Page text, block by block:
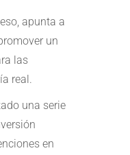
apunta a
un
las
real.
una serie
en